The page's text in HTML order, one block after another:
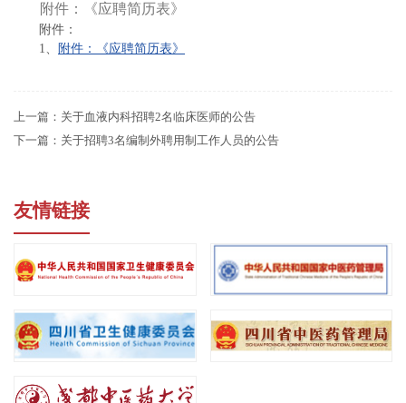
附件：《应聘简历表》
附件：
1、
附件：《应聘简历表》
上一篇： 关于血液内科招聘2名临床医师的公告
下一篇： 关于招聘3名编制外聘用制工作人员的公告
友情链接